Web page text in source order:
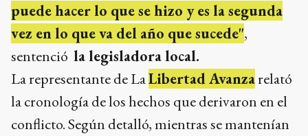
puede hacer lo que se hizo y es la segunda
vez en lo que va del año que sucede",
sentenció la legisladora local.
La representante de LaLibertad Avanzarelató
la cronología de los hechos que derivaron en el
conflicto. Según detalló, mientras se mantenían